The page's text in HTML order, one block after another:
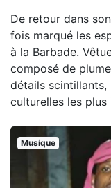
De retour dans
fois marqué les
à la Barbade.
composé de
détails scintillants,
culturelles les plus
Musique